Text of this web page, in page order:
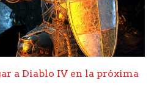
a Diablo IV en la próxima